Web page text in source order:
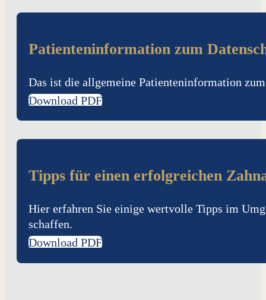
Patienteninformation zum
Das ist die allgemeine Patienteninformation
Download PDF
Tipps für einen erfolgreichen
Hier erfahren Sie einige wertvolle Tipps im
schaffen.
Download PDF